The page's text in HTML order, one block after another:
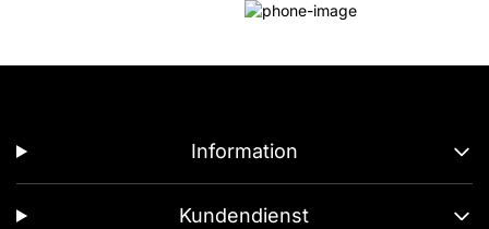
Information
Kundendienst